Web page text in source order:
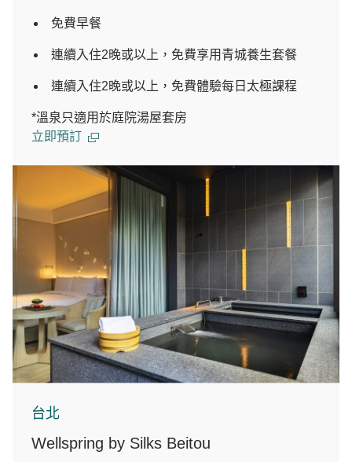
免費早餐
連續入住2晚或以上，免費享用青城養生套餐
連續入住2晚或以上，免費體驗每日太極課程
*溫泉只適用於庭院湯屋套房
立即預訂
台北
Wellspring by Silks Beitou